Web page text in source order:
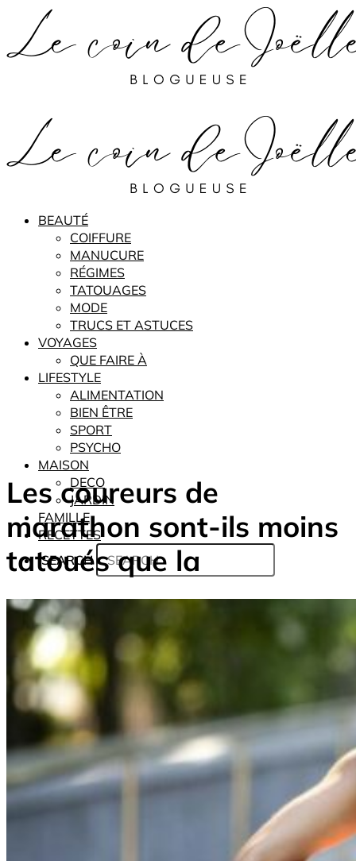
BEAUTÉ
COIFFURE
MANUCURE
RÉGIMES
TATOUAGES
MODE
TRUCS ET ASTUCES
VOYAGES
QUE FAIRE À
LIFESTYLE
ALIMENTATION
BIEN ÊTRE
SPORT
PSYCHO
MAISON
DECO
JARDIN
FAMILLE
RECETTES
SEARCH
Les coureurs de
marathon sont-ils moins
tatoués que la